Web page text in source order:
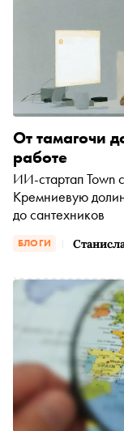
БЛОГИ
От тамагочи
работе
ИИ-стартап Town
Кремниевую
до сантехников